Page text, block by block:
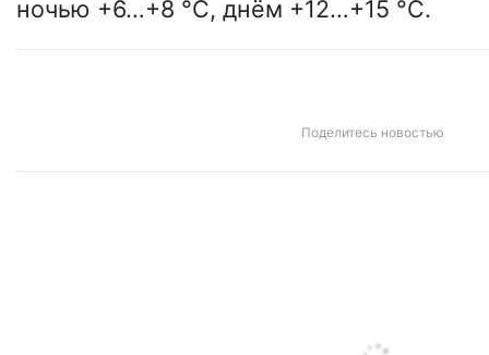
ночью +6…+8 °С, днём +12…+15 °С.
Поделитесь новостью